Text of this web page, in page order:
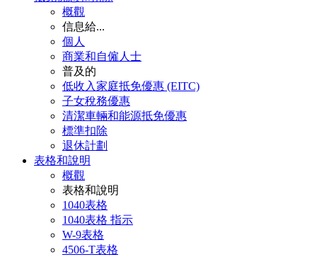
概觀
信息給...
個人
商業和自僱人士
普及的
低收入家庭抵免優惠 (EITC)
子女稅務優惠
清潔車輛和能源抵免優惠
標準扣除
退休計劃
表格和說明
概觀
表格和說明
1040表格
1040表格 指示
W-9表格
4506-T表格